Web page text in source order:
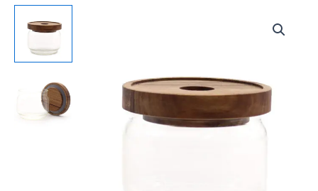
transparente
bambú